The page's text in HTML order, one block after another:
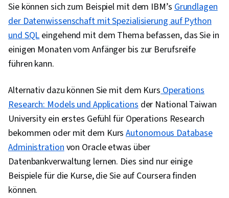
Sie können sich zum Beispiel mit dem IBM’sGrundlagen
der Datenwissenschaft mit Spezialisierung auf Python
und SQLeingehend mit dem Thema befassen, das Sie in
einigen Monaten vom Anfänger bis zur Berufsreife
führen kann.
Alternativ dazu können Sie mit dem KursOperations
Research: Models und Applicationsder National Taiwan
University ein erstes Gefühl für Operations Research
bekommen oder mit dem KursAutonomous Database
Administrationvon Oracle etwas über
Datenbankverwaltung lernen. Dies sind nur einige
Beispiele für die Kurse, die Sie auf Coursera finden
können.